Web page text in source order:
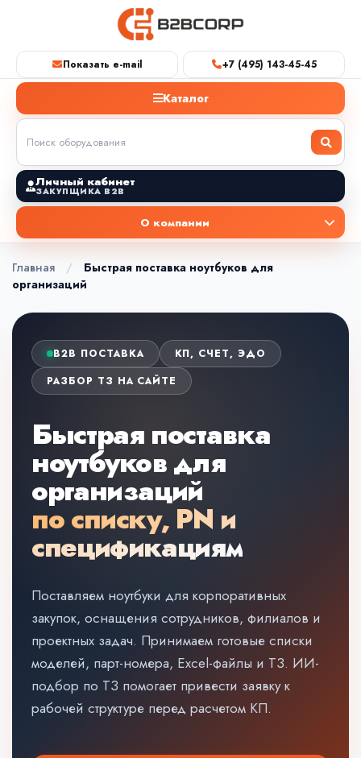
Показать e-mail +7 (495) 143-45-45
Каталог
Личный кабинет
ЗАКУПЩИКА B2B
О компании
Главная /
Быстрая поставка ноутбуков для
организаций
B2B ПОСТАВКА
КП, СЧЕТ, ЭДО
РАЗБОР ТЗ НА САЙТЕ
Быстрая поставка
ноутбуков для
организаций
по списку, PN и
спецификациям
Поставляем ноутбуки для корпоративных
закупок, оснащения сотрудников, филиалов и
проектных задач. Принимаем готовые списки
моделей, парт-номера, Excel-файлы и ТЗ. ИИ-
подбор по ТЗ помогает привести заявку к
рабочей структуре перед расчетом КП.